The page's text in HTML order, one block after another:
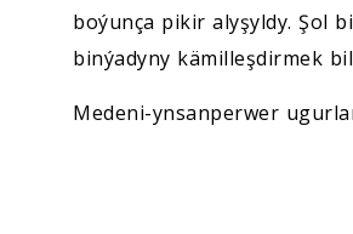
boýunça pikir alyşyldy. Şol
binýadyny kämilleşdirmek
Medeni-ynsanperwer